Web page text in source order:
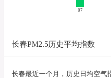
07
长春PM2.5历史平均指数
长春最近一个月，历史日均空气